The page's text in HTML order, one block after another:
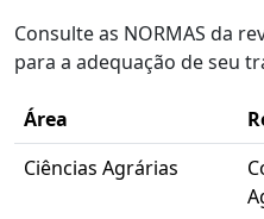
Consulte as NORMAS da
para a adequação de seu
Área
Ciências Agrárias